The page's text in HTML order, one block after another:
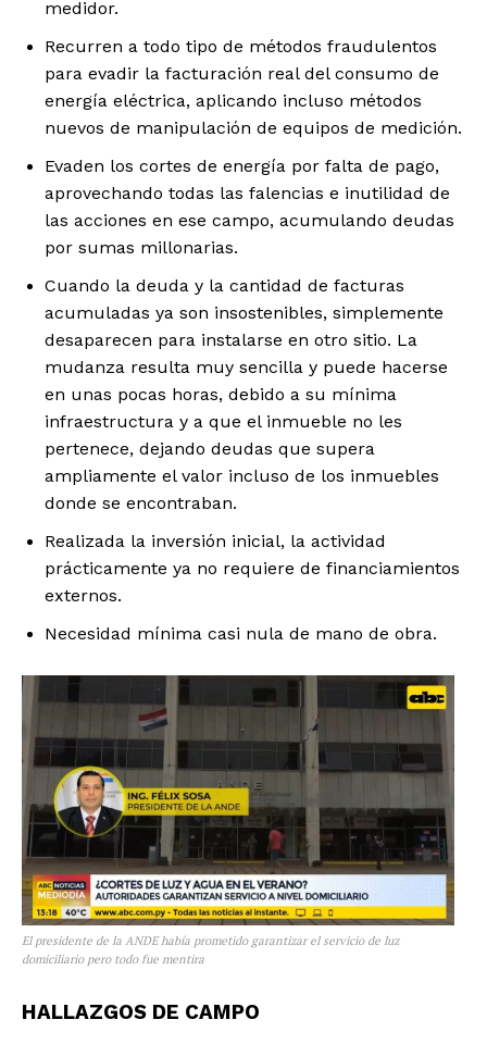
medidor.
Recurren a todo tipo de métodos fraudulentos
para evadir la facturación real del consumo de
energía eléctrica, aplicando incluso métodos
nuevos de manipulación de equipos de medición.
Evaden los cortes de energía por falta de pago,
aprovechando todas las falencias e inutilidad de
las acciones en ese campo, acumulando deudas
por sumas millonarias.
Cuando la deuda y la cantidad de facturas
acumuladas ya son insostenibles, simplemente
desaparecen para instalarse en otro sitio. La
mudanza resulta muy sencilla y puede hacerse
en unas pocas horas, debido a su mínima
infraestructura y a que el inmueble no les
pertenece, dejando deudas que supera
ampliamente el valor incluso de los inmuebles
donde se encontraban.
Realizada la inversión inicial, la actividad
prácticamente ya no requiere de financiamientos
externos.
Necesidad mínima casi nula de mano de obra.
El presidente de la ANDE había prometido garantizar el servicio de luz
domiciliario pero todo fue mentira
HALLAZGOS DE CAMPO